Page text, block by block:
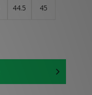
44.5 45